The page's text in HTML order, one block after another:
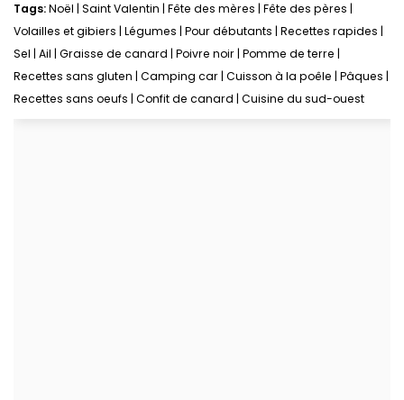
Tags:Noël Saint Valentin Fête des mères Fête des pères
Volailles et gibiers Légumes Pour débutants Recettes rapides
Sel Ail Graisse de canard Poivre noir Pomme de terre
Recettes sans gluten Camping car Cuisson à la poêle Pâques
Recettes sans oeufs Confit de canard Cuisine du sud-ouest